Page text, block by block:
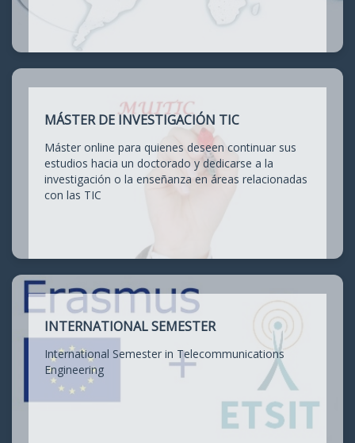
MÁSTER DE INVESTIGACIÓN TIC
Máster online para quienes deseen continuar sus
estudios hacia un doctorado y dedicarse a la
investigación o la enseñanza en áreas relacionadas
con las TIC
INTERNATIONAL SEMESTER
International Semester in Telecommunications
Engineering